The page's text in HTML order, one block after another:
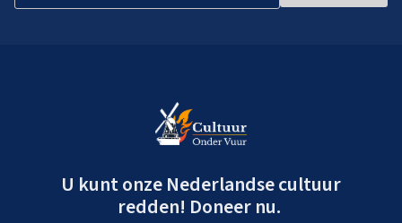
U kunt onze Nederlandse cultuur
redden! Doneer nu.